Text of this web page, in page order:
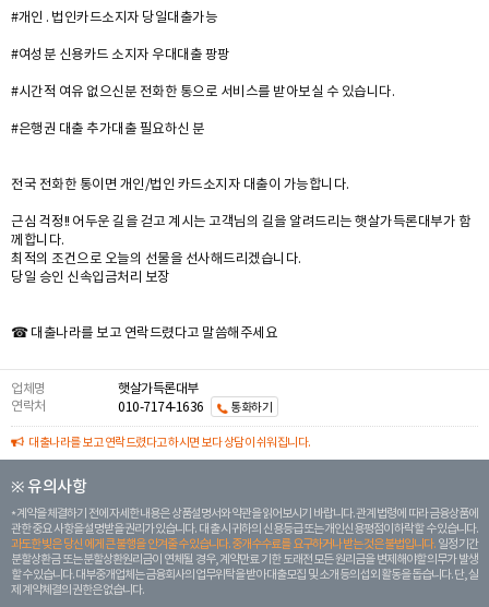
#개인 . 법인카드소지자 당일대출가능
#여성분 신용카드 소지자 우대대출 팡팡
#시간적 여유 없으신분 전화한 통으로 서비스를 받아보실 수 있습니다.
#은행권 대출 추가대출 필요하신 분
전국 전화한 통이면 개인/법인 카드소지자 대출이 가능합니다.
근심 걱정!! 어두운 길을 걷고 계시는 고객님의 길을 알려드리는 햇살가득론대부가 함
께합니다.
최적의 조건으로 오늘의 선물을 선사해드리겠습니다.
당일 승인 신속입금처리 보장
☎ 대출나라를 보고 연락드렸다고 말씀해주세요
업체명
햇살가득론대부
연락처
010-7174-1636 통화하기
대출나라를 보고 연락드렸다고 하시면 보다 상담이 쉬워집니다.
※ 유의사항
계약을 체결하기 전에 자세한 내용은 상품설명서와 약관을 읽어보시기 바랍니다. 관계 법령에 따라 금융상품에
관한 중요 사항을 설명받을 권리가 있습니다. 대 출 시 귀하의 신용등급 또는 개인신용평점이 하락할 수 있습니다.
과도한 빚은 당신 에게 큰 불행을 안겨줄 수 있습니다. 중개수수료를 요구하거나 받는 것은 불법입니다. 일정 기간
분할상환금 또는 분할상환원리금이 연체될 경우, 계약만료 기한 도래전 모든 원리금을 변제해야할 의무가 발생
할 수 있습니다. 대부중개업체는 금융회사의 업무위탁을 받아 대출모집 및 소개 등의 섭외 활동을 돕습니다. 단, 실
제 계약체결의 권한은 없습니다.